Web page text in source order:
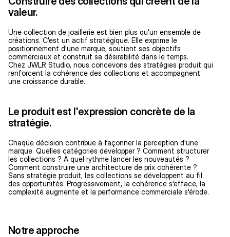
valeur.
Une collection de joaillerie est bien plus qu'un ensemble de
créations. C'est un actif stratégique. Elle exprime le
positionnement d'une marque, soutient ses objectifs
commerciaux et construit sa désirabilité dans le temps.
Chez JWLR Studio, nous concevons des stratégies produit qui
renforcent la cohérence des collections et accompagnent
une croissance durable.
Le produit est l'expression concrète de la
stratégie.
Chaque décision contribue à façonner la perception d'une
marque. Quelles catégories développer ? Comment structurer
les collections ? À quel rythme lancer les nouveautés ?
Comment construire une architecture de prix cohérente ?
Sans stratégie produit, les collections se développent au fil
des opportunités. Progressivement, la cohérence s'efface, la
complexité augmente et la performance commerciale s'érode.
Notre approche